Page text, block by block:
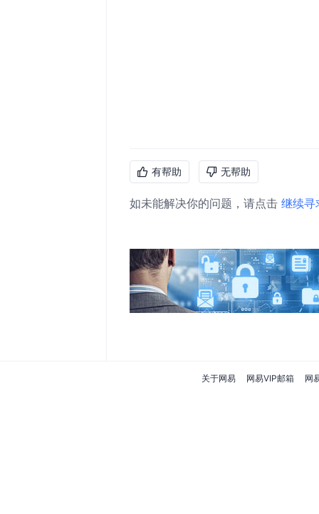
有帮助 无帮助
如未能解决你的问题，请点击 继续寻
关于网易 网易VIP邮箱 网